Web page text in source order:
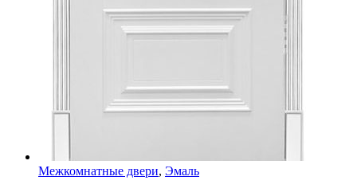
Межкомнатные двери, Эмаль